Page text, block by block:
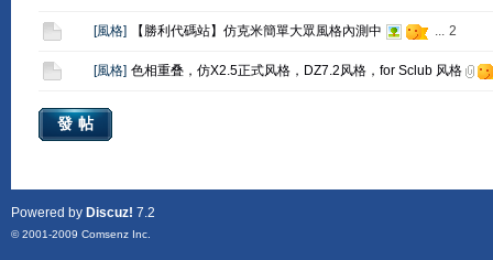
[風格] 【勝利代碼站】仿克米簡單大眾風格內測中 ... 2
[風格] 色相重叠，仿X2.5正式风格，DZ7.2风格，for Sclub 风格
發帖
Powered by Discuz! 7.2
© 2001-2009 Comsenz Inc.